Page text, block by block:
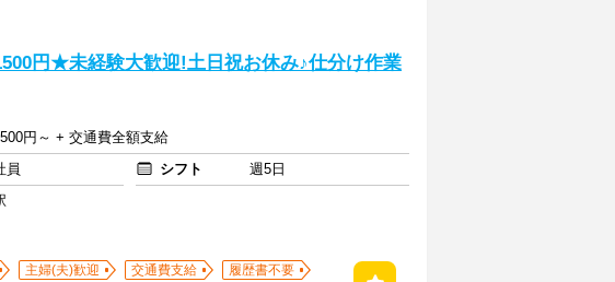
円★未経験大歓迎!土日祝お休み♪仕分け作業
円～ + 交通費全額支給
員 シフト
週5日
主婦(夫)歓迎 交通費支給
履歴書不要